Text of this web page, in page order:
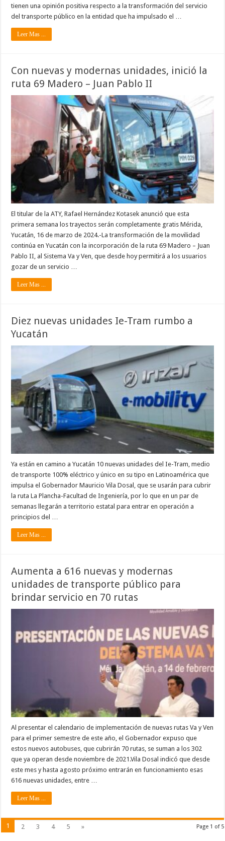
tienen una opinión positiva respecto a la transformación del servicio
del transporte público en la entidad que ha impulsado el …
Leer Mas ...
Con nuevas y modernas unidades, inició la
ruta 69 Madero – Juan Pablo II
El titular de la ATY, Rafael Hernández Kotasek anunció que esta
primera semana los trayectos serán completamente gratis Mérida,
Yucatán, 16 de marzo de 2024.-La transformación de la movilidad
continúa en Yucatán con la incorporación de la ruta 69 Madero – Juan
Pablo II, al Sistema Va y Ven, que desde hoy permitirá a los usuarios
gozar de un servicio …
Leer Mas ...
Diez nuevas unidades Ie-Tram rumbo a
Yucatán
Ya están en camino a Yucatán 10 nuevas unidades del Ie-Tram, medio
de transporte 100% eléctrico y único en su tipo en Latinoamérica que
impulsa el Gobernador Mauricio Vila Dosal, que se usarán para cubrir
la ruta La Plancha-Facultad de Ingeniería, por lo que en un par de
semanas llegarán a territorio estatal para entrar en operación a
principios del …
Leer Mas ...
Aumenta a 616 nuevas y modernas
unidades de transporte público para
brindar servicio en 70 rutas
Al presentar el calendario de implementación de nuevas rutas Va y Ven
para el primer semestre de este año, el Gobernador expuso que
estos nuevos autobuses, que cubrirán 70 rutas, se suman a los 302
que ya operan desde noviembre de 2021.Vila Dosal indicó que desde
este mes y hasta agosto próximo entrarán en funcionamiento esas
616 nuevas unidades, entre …
Leer Mas ...
Page 1 of 5
1 2 3 4 5 »